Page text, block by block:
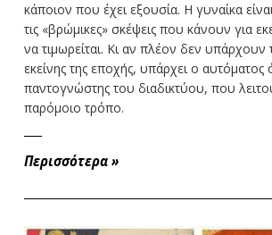
κάποιον που έχει εξουσία. Η γυναίκα
τις «βρώμικες» σκέψεις που κάνουν για
να τιμωρείται. Κι αν πλέον δεν υπάρχουν
εκείνης της εποχής, υπάρχει ο αυτόματος
παντογνώστης του διαδικτύου, που
παρόμοιο τρόπο.
Περισσότερα »